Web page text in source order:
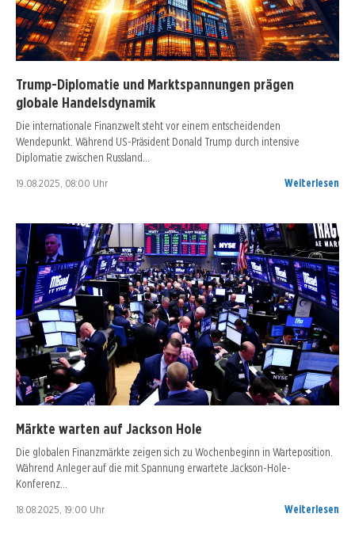
Trump-Diplomatie und Marktspannungen prägen
globale Handelsdynamik
Die internationale Finanzwelt steht vor einem entscheidenden
Wendepunkt. Während US-Präsident Donald Trump durch intensive
Diplomatie zwischen Russland…
19.08.2025, 08:00 Uhr Weiterlesen
Märkte warten auf Jackson Hole
Die globalen Finanzmärkte zeigen sich zu Wochenbeginn in Warteposition.
Während Anleger auf die mit Spannung erwartete Jackson-Hole-
Konferenz…
18.08.2025, 19:00 Uhr Weiterlesen